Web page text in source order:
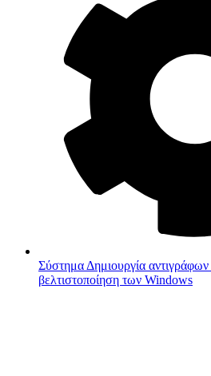
Σύστημα Δημιουργία
βελτιστοποίηση των Windows